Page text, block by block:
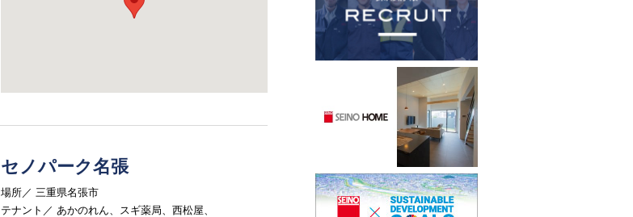
セノパーク名張
場所
三重県名張市
テナント
あかのれん、スギ薬局、西松屋、